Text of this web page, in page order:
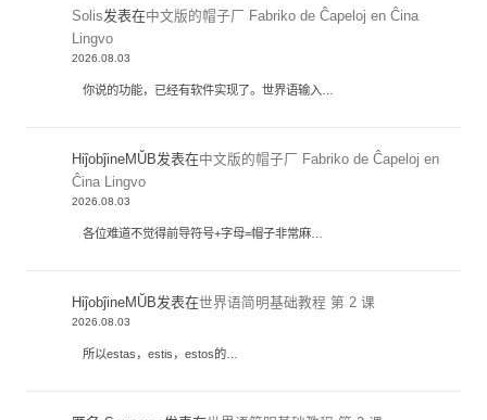
Solis发表在中文版的帽子厂 Fabriko de Ĉapeloj en Ĉina
Lingvo
2026.08.03
你说的功能，已经有软件实现了。世界语输入…
HiĵobĵineMŬB发表在中文版的帽子厂 Fabriko de Ĉapeloj en
Ĉina Lingvo
2026.08.03
各位难道不觉得前导符号+字母=帽子非常麻…
HiĵobĵineMŬB发表在世界语简明基础教程 第 2 课
2026.08.03
所以estas，estis，estos的…